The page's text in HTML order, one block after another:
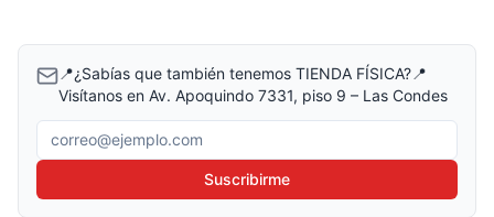
📍¿Sabías que también tenemos TIENDA FÍSICA?📍
Visítanos en Av. Apoquindo 7331, piso 9 – Las Condes
Correo electrónico
Suscribirme